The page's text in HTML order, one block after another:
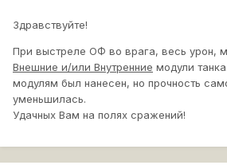
Здравствуйте!
При выстреле ОФ во врага, весь урон,
Внешние и/или Внутренние модули
модулям был нанесен, но прочность
уменьшилась.
Удачных Вам на полях сражений!